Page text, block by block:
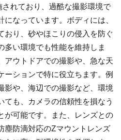
れており、過酷な撮影環境で
になっています。ボディには、
おり、砂やほこりの侵入を防ぐ
多い環境でも性能を維持しま
アウトドアでの撮影や、急な天
ーションで特に役立ちます。例
影や、海辺での撮影など、環境
ても、カメラの信頼性を損なう
が可能です。また、レンズとの
塵防滴対応のZマウントレンズ